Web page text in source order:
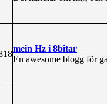
mein Hz i 8bitar
En awesome blogg för